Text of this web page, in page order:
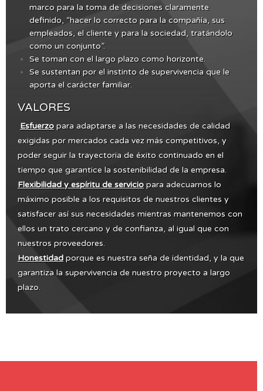
marco para la toma de decisiones claramente
definido, “hacer lo correcto para la compañía, sus
empleados, el cliente y para la sociedad, tratándolo
como un conjunto”.
Se toman con el largo plazo como horizonte.
Se sustentan por el instinto de supervivencia que le
aporta el carácter familiar.
VALORES
Esfuerzopara adaptarse a las necesidades de calidad
exigidas por mercados cada vez más competitivos, y
poder seguir la trayectoria de éxito continuado en el
tiempo que garantice la sostenibilidad de la empresa.
Flexibilidad y espíritu de serviciopara adecuarnos lo
máximo posible a los requisitos de nuestros clientes y
satisfacer así sus necesidades mientras mantenemos con
ellos un trato cercano y de confianza, al igual que con
nuestros proveedores.
Honestidadporque es nuestra seña de identidad, y la que
garantiza la supervivencia de nuestro proyecto a largo
plazo.